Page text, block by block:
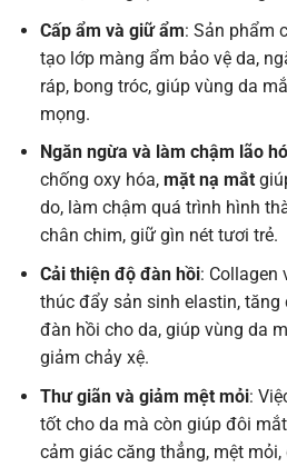
Cấp ẩm và giữ ẩm: Sản phẩm
tạo lớp màng ẩm bảo vệ da,
ráp, bong tróc, giúp vùng da
mọng.
Ngăn ngừa và làm chậm lão
chống oxy hóa, mặt nạ mắt
do, làm chậm quá trình hình
chân chim, giữ gìn nét tươi trẻ.
Cải thiện độ đàn hồi: Collagen
thúc đẩy sản sinh elastin,
đàn hồi cho da, giúp vùng da
giảm chảy xệ.
Thư giãn và giảm mệt mỏi:
tốt cho da mà còn giúp đôi
cảm giác căng thẳng, mệt